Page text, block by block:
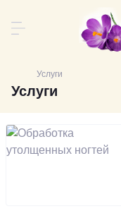
Услуги
Услуги